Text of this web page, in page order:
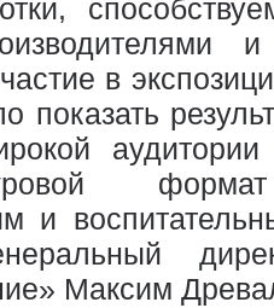
в
показать
и
Максим